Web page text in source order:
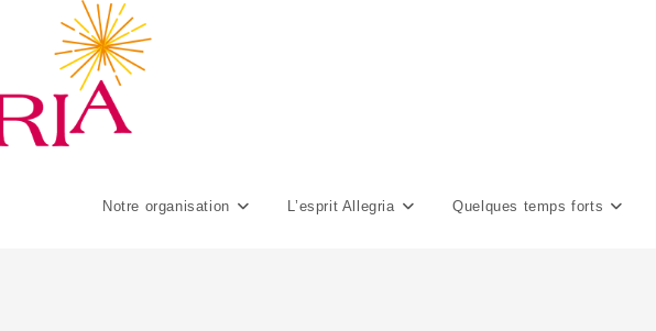
Notre organisation L’esprit Allegria Quelques temps forts